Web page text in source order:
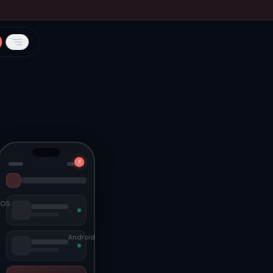
3
Android